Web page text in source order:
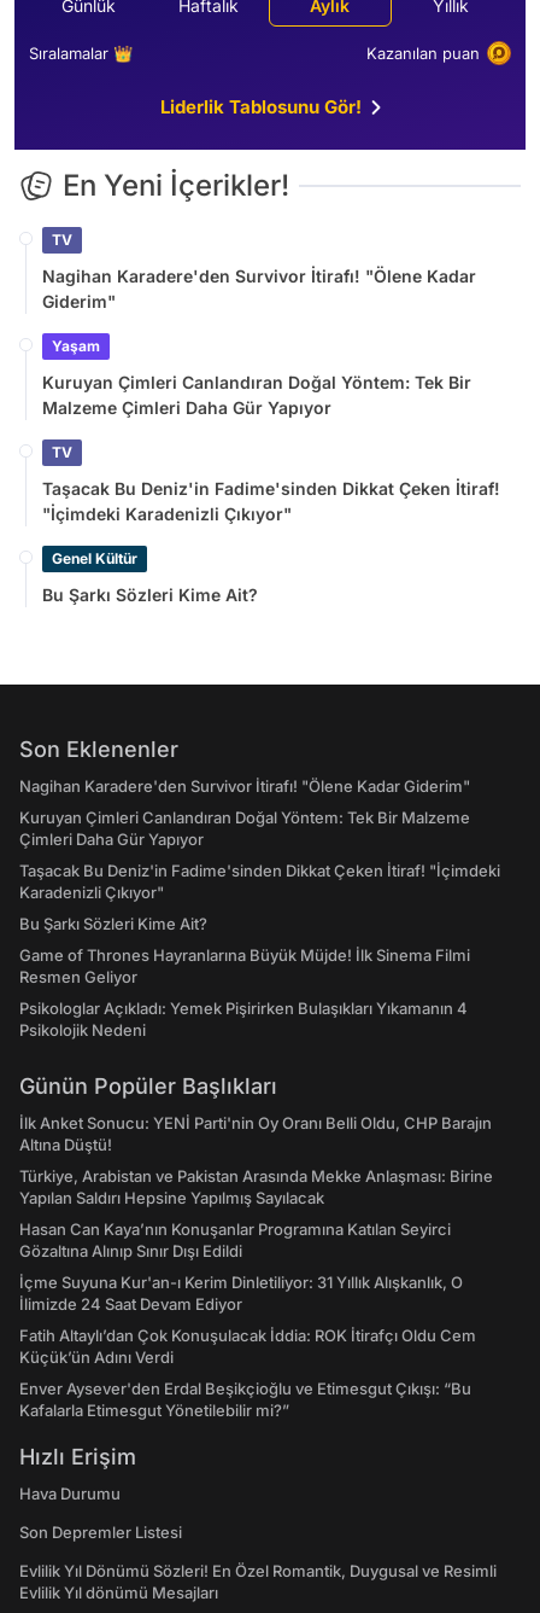
Günlük Haftalık Aylık Yıllık
Sıralamalar 👑 Kazanılan puan
Liderlik Tablosunu Gör!
En Yeni İçerikler!
TV
Nagihan Karadere'den Survivor İtirafı! "Ölene Kadar
Giderim"
Yaşam
Kuruyan Çimleri Canlandıran Doğal Yöntem: Tek Bir
Malzeme Çimleri Daha Gür Yapıyor
TV
Taşacak Bu Deniz'in Fadime'sinden Dikkat Çeken İtiraf!
"İçimdeki Karadenizli Çıkıyor"
Genel Kültür
Bu Şarkı Sözleri Kime Ait?
Son Eklenenler
Nagihan Karadere'den Survivor İtirafı! "Ölene Kadar Giderim"
Kuruyan Çimleri Canlandıran Doğal Yöntem: Tek Bir Malzeme
Çimleri Daha Gür Yapıyor
Taşacak Bu Deniz'in Fadime'sinden Dikkat Çeken İtiraf! "İçimdeki
Karadenizli Çıkıyor"
Bu Şarkı Sözleri Kime Ait?
Game of Thrones Hayranlarına Büyük Müjde! İlk Sinema Filmi
Resmen Geliyor
Psikologlar Açıkladı: Yemek Pişirirken Bulaşıkları Yıkamanın 4
Psikolojik Nedeni
Günün Popüler Başlıkları
İlk Anket Sonucu: YENİ Parti'nin Oy Oranı Belli Oldu, CHP Barajın
Altına Düştü!
Türkiye, Arabistan ve Pakistan Arasında Mekke Anlaşması: Birine
Yapılan Saldırı Hepsine Yapılmış Sayılacak
Hasan Can Kaya’nın Konuşanlar Programına Katılan Seyirci
Gözaltına Alınıp Sınır Dışı Edildi
İçme Suyuna Kur'an-ı Kerim Dinletiliyor: 31 Yıllık Alışkanlık, O
İlimizde 24 Saat Devam Ediyor
Fatih Altaylı’dan Çok Konuşulacak İddia: ROK İtirafçı Oldu Cem
Küçük’ün Adını Verdi
Enver Aysever'den Erdal Beşikçioğlu ve Etimesgut Çıkışı: “Bu
Kafalarla Etimesgut Yönetilebilir mi?”
Hızlı Erişim
Hava Durumu
Son Depremler Listesi
Evlilik Yıl Dönümü Sözleri! En Özel Romantik, Duygusal ve Resimli
Evlilik Yıl dönümü Mesajları